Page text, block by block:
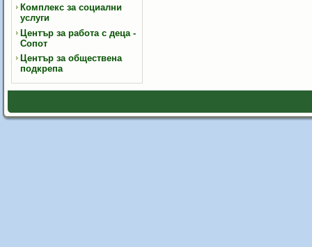
Комплекс за социални
услуги
Център за работа с деца -
Сопот
Център за обществена
подкрепа